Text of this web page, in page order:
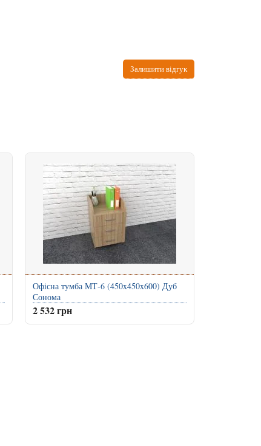
Залишити відгук
Офісна тумба МТ-6 (450x450x600) Дуб
Сонома
2 532 грн